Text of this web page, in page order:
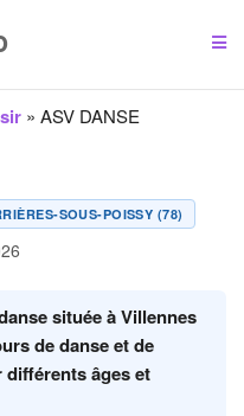
» ASV DANSE
SOUS-POISSY (78)
située à Villennes
de danse et de
âges et